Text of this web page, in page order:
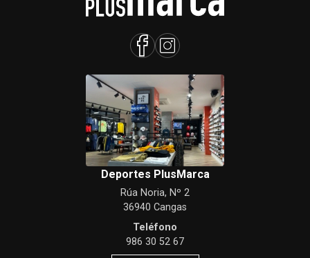
Deportes PlusMarca
Rúa Noria, Nº 2
36940 Cangas
Teléfono
986 30 52 67